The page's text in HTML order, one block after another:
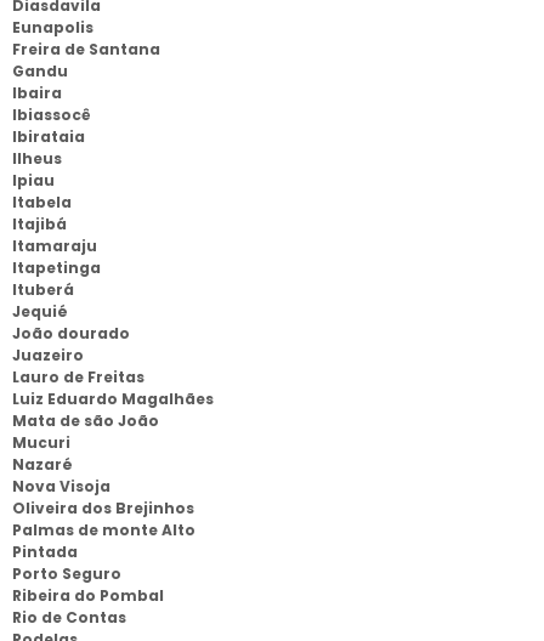
Diasdavila
Eunapolis
Freira de Santana
Gandu
Ibaira
Ibiassocê
Ibirataia
Ilheus
Ipiau
Itabela
Itajibá
Itamaraju
Itapetinga
Ituberá
Jequié
João dourado
Juazeiro
Lauro de Freitas
Luiz Eduardo Magalhães
Mata de são João
Mucuri
Nazaré
Nova Visoja
Oliveira dos Brejinhos
Palmas de monte Alto
Pintada
Porto Seguro
Ribeira do Pombal
Rio de Contas